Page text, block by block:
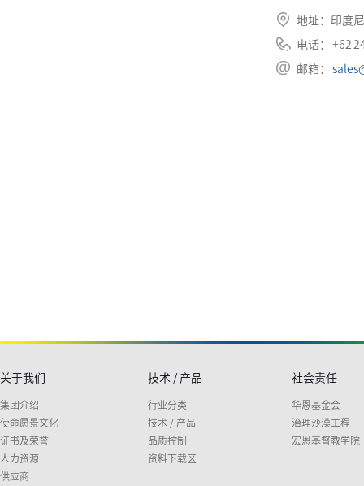
地址：印度
电话： +62
邮箱：
关于我们
集团介绍
使命愿景文化
证书及荣誉
人力资源
供应商
技术 / 产品
行业分类
技术 / 产品
品质控制
资料下载区
社会责任
华恩基金会
治理沙漠工程
宏恩基督教学院